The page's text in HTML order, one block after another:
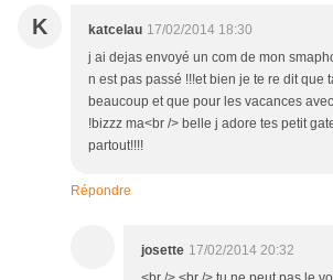
K katcelau 17/02/2014 18:30
j ai dejas envoyé un com de mon
n est pas passé !!!et bien je te re dit que
beaucoup et que pour les vacances
!bizzz ma<br /> belle j adore tes petit
partout!!!!
Répondre
josette 17/02/2014 20:32